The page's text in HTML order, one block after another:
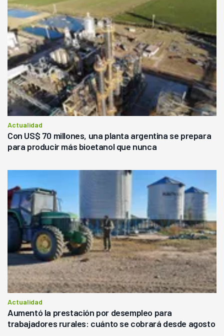
Actualidad
Con US$ 70 millones, una planta argentina se prepara
para producir más bioetanol que nunca
Actualidad
Aumentó la prestación por desempleo para
trabajadores rurales: cuánto se cobrará desde agosto